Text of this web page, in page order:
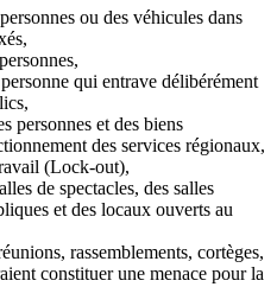
ou des véhicules dans
qui entrave délibérément
personnes et des biens
des services régionaux,
(Lock-out),
de spectacles, des salles
et des locaux ouverts au
rassemblements, cortèges,
constituer une menace pour la